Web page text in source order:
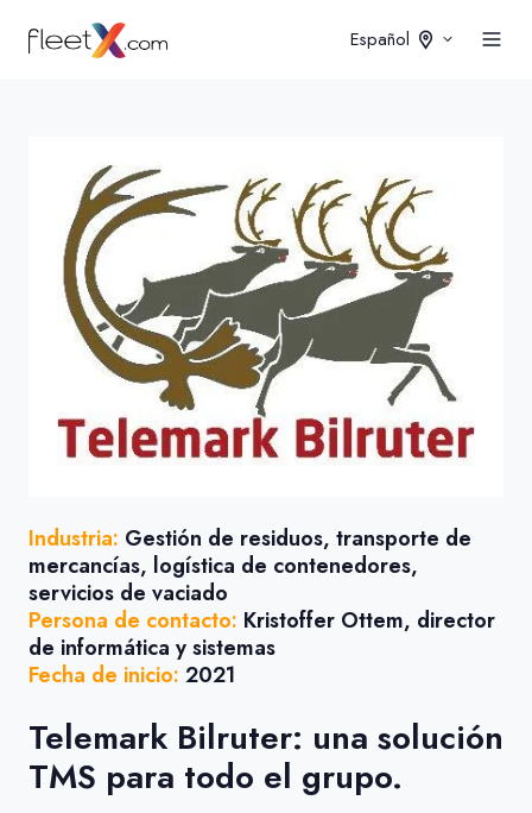
Español
Industria: Gestión de residuos, transporte de
mercancías, logística de contenedores,
servicios de vaciado
Persona de contacto: Kristoffer Ottem, director
de informática y sistemas
Fecha de inicio: 2021
Telemark Bilruter: una solución
TMS para todo el grupo.